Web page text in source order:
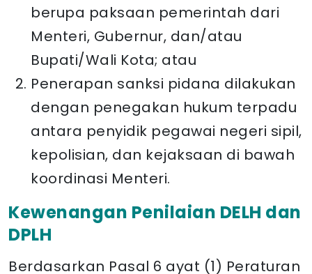
berupa paksaan pemerintah dari
Menteri, Gubernur, dan/atau
Bupati/Wali Kota; atau
Penerapan sanksi pidana dilakukan
dengan penegakan hukum terpadu
antara penyidik pegawai negeri sipil,
kepolisian, dan kejaksaan di bawah
koordinasi Menteri.
Kewenangan Penilaian DELH dan
DPLH
Berdasarkan Pasal 6 ayat (1) Peraturan